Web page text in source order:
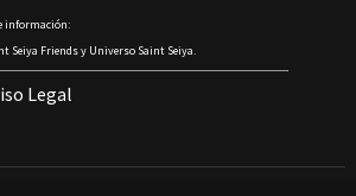
información:
Seiya Friends y Universo Saint Seiya.
Legal